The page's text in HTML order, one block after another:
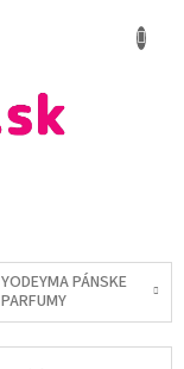
YODEYMA PÁNSKE
PARFUMY